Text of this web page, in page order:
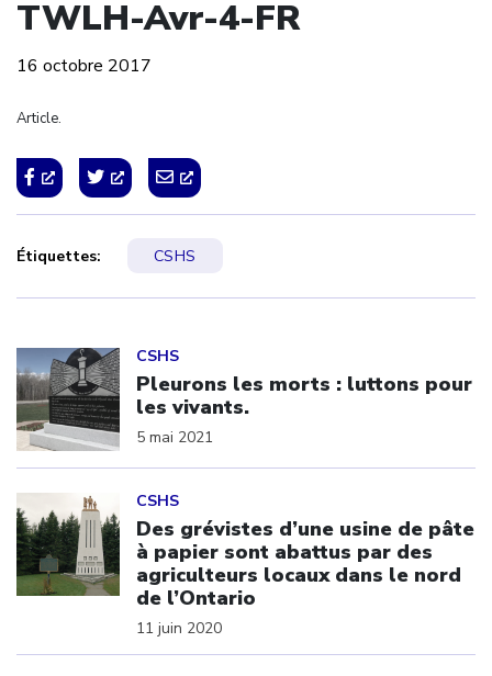
TWLH-Avr-4-FR
16 octobre 2017
Article.
Étiquettes: CSHS
CSHS
Pleurons les morts : luttons pour
les vivants.
5 mai 2021
CSHS
Des grévistes d’une usine de pâte
à papier sont abattus par des
agriculteurs locaux dans le nord
de l’Ontario
11 juin 2020